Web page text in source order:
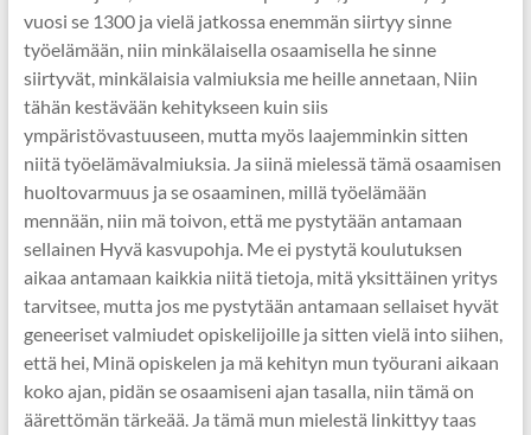
vuosi se 1300 ja vielä jatkossa enemmän siirtyy sinne
työelämään, niin minkälaisella osaamisella he sinne
siirtyvät, minkälaisia valmiuksia me heille annetaan, Niin
tähän kestävään kehitykseen kuin siis
ympäristövastuuseen, mutta myös laajemminkin sitten
niitä työelämävalmiuksia. Ja siinä mielessä tämä osaamisen
huoltovarmuus ja se osaaminen, millä työelämään
mennään, niin mä toivon, että me pystytään antamaan
sellainen Hyvä kasvupohja. Me ei pystytä koulutuksen
aikaa antamaan kaikkia niitä tietoja, mitä yksittäinen yritys
tarvitsee, mutta jos me pystytään antamaan sellaiset hyvät
geneeriset valmiudet opiskelijoille ja sitten vielä into siihen,
että hei, Minä opiskelen ja mä kehityn mun työurani aikaan
koko ajan, pidän se osaamiseni ajan tasalla, niin tämä on
äärettömän tärkeää. Ja tämä mun mielestä linkittyy taas